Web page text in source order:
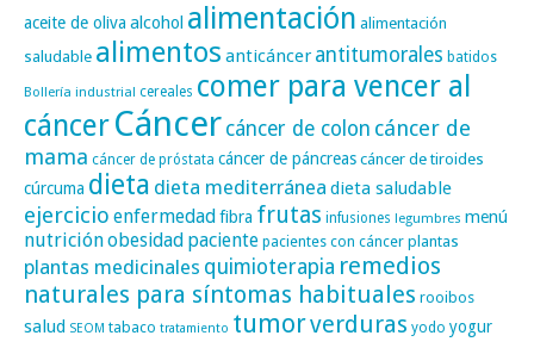
aceite de oliva alcohol alimentación alimentación
saludable alimentos anticáncer antitumorales batidos
Bollería industrial cereales comer para vencer al
cáncerCáncer cáncer de colon cáncer de
mama cáncer de próstata cáncer de páncreascáncer de tiroides
cúrcuma dieta dieta mediterránea dieta saludable
ejercicio enfermedadfibra frutas infusiones legumbres menú
nutriciónobesidad paciente pacientes con cáncer plantas
plantas medicinales quimioterapia remedios
naturales para síntomas habituales rooibos
salud SEOM tabaco tratamiento tumorverduras yodo yogur